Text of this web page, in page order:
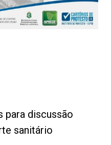
para discussão
sanitário